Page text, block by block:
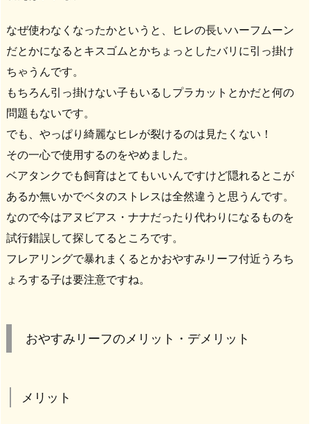
なぜ使わなくなったかというと、ヒレの長いハーフムーン
だとかになるとキスゴムとかちょっとしたバリに引っ掛け
ちゃうんです。
もちろん引っ掛けない子もいるしプラカットとかだと何の
問題もないです。
でも、やっぱり綺麗なヒレが裂けるのは見たくない！
その一心で使用するのをやめました。
ベアタンクでも飼育はとてもいいんですけど隠れるとこが
あるか無いかでベタのストレスは全然違うと思うんです。
なので今はアヌビアス・ナナだったり代わりになるものを
試行錯誤して探してるところです。
フレアリングで暴れまくるとかおやすみリーフ付近うろち
ょろする子は要注意ですね。
おやすみリーフのメリット・デメリット
メリット